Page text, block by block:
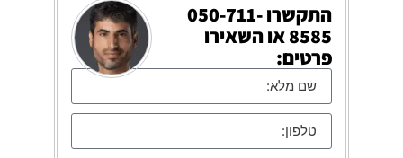
התקשרו050-711-
8585או השאירו
פרטים: